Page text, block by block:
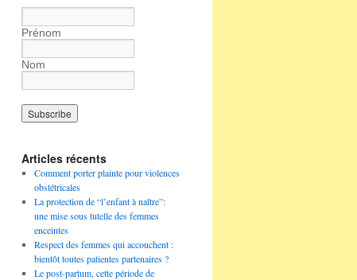
Prénom
Nom
Articles récents
Comment porter plainte pour violences
obstétricales
La protection de “l’enfant à naître”:
une mise sous tutelle des femmes
enceintes
Respect des femmes qui accouchent :
bientôt toutes patientes partenaires ?
Le post-partum, cette période de